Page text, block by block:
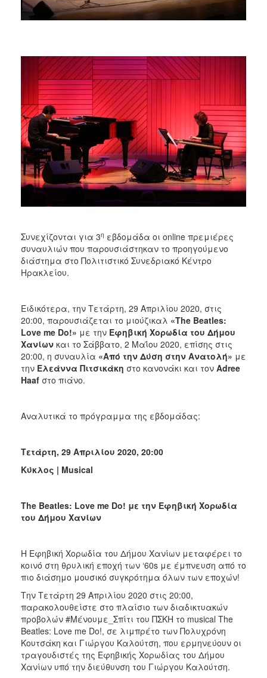
2011
ΤΟΠΟΣ
ΠΟΛΙΤΙΣΜΟΣ
ΑΝΘΕΚΤΙΚΗ
ΠΟΛΗ
Συνεχίζονται για 3η εβδομάδα οι online πρεμιέρες
συναυλιών που παρουσιάστηκαν το προηγούμενο
διάστημα στο Πολιτιστικό Συνεδριακό Κέντρο
Ηρακλείου.
Ειδικότερα, την Τετάρτη, 29 Απριλίου 2020, στις
20:00, παρουσιάζεται το μιούζικαλ «The Beatles:
Love me Do!» με την Εφηβική Χορωδία του Δήμου
Χανίων και το Σάββατο, 2 Μαΐου 2020, επίσης στις
20:00, η συναυλία «Από την Δύση στην Ανατολή» με
την Ελεάννα Πιτσικάκη στο κανονάκι και τον Adree
Haaf στο πιάνο.
Αναλυτικά το πρόγραμμα της εβδομάδας:
Τετάρτη, 29 Απριλίου 2020, 20:00
Κύκλος | Musical
The Beatles: Love me Do! με την Εφηβική Χορωδία
του Δήμου Χανίων
Η Εφηβική Χορωδία του Δήμου Χανίων μεταφέρει το
κοινό στη θρυλική εποχή των ‘60s με έμπνευση από το
πιο διάσημο μουσικό συγκρότημα όλων των εποχών!
Την Τετάρτη 29 Απριλίου 2020 στις 20:00,
παρακολουθείστε στο πλαίσιο των διαδικτυακών
προβολών #Μένουμε_Σπίτι του ΠΣΚΗ το musical The
Beatles: Love me Do!, σε λιμπρέτο των Πολυχρόνη
Κουτσάκη και Γιώργου Καλούτση, που ερμηνεύουν οι
τραγουδιστές της Εφηβικής Χορωδίας του Δήμου
Χανίων υπό την διεύθυνση του Γιώργου Καλούτση.